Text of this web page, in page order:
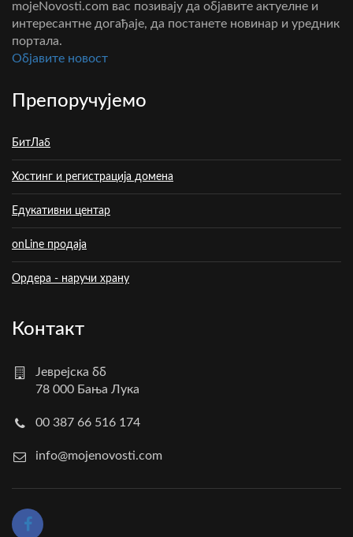
mojeNovosti.com вас позивају да објавите актуелне и
интересантне догађаје, да постанете новинар и уредник
портала.
Oбјавите новост
Препоручујемо
БитЛаб
Хостинг и регистрација домена
Едукативни центар
onLine продаја
Ордера - наручи храну
Контакт
Јеврејска бб
78 000 Бања Лука
00 387 66 516 174
info@mojenovosti.com